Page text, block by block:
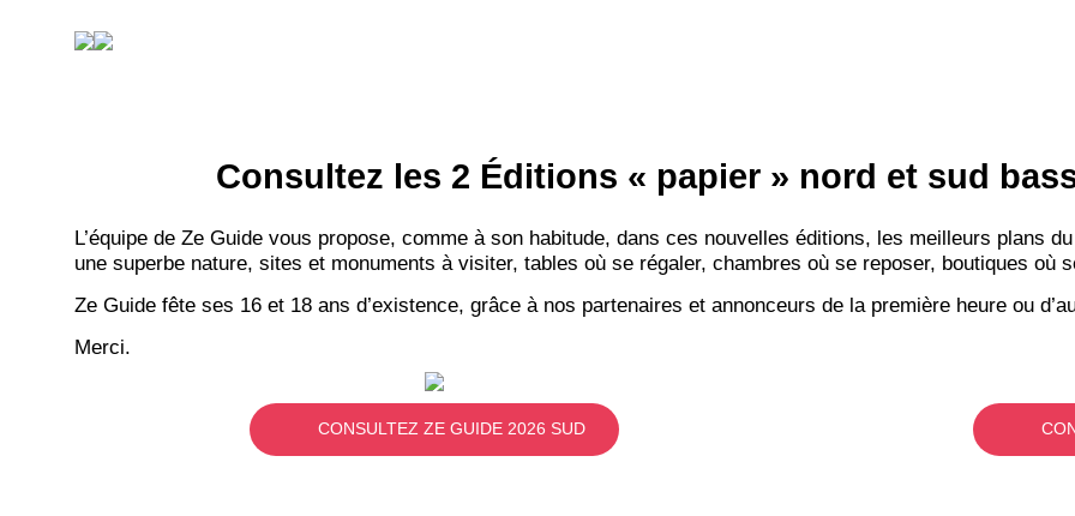
Consultez les 2 Éditions « papier » nord et sud
L’équipe de Ze Guide vous propose, comme à son habitude, dans ces nouvelles éditions, les meilleurs plans
une superbe nature, sites et monuments à visiter, tables où se régaler, chambres où se reposer, boutiques où
Ze Guide fête ses 16 et 18 ans d’existence, grâce à nos partenaires et annonceurs de la première heure ou
Merci.
CONSULTEZ ZE GUIDE 2026 SUD